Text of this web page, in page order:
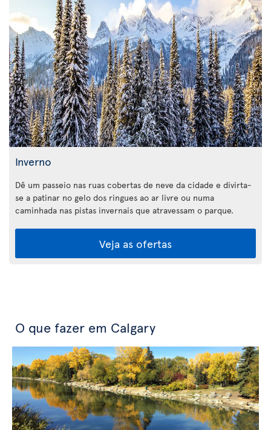
Inverno
Dê um passeio nas ruas cobertas de neve da cidade e divirta-
se a patinar no gelo dos ringues ao ar livre ou numa
caminhada nas pistas invernais que atravessam o parque.
Veja as ofertas
O que fazer em Calgary